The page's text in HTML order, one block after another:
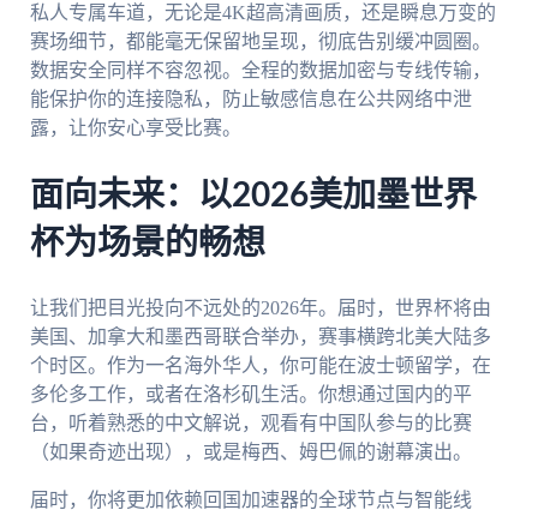
私人专属车道，无论是4K超高清画质，还是瞬息万变的
赛场细节，都能毫无保留地呈现，彻底告别缓冲圆圈。
数据安全同样不容忽视。全程的数据加密与专线传输，
能保护你的连接隐私，防止敏感信息在公共网络中泄
露，让你安心享受比赛。
面向未来：以2026美加墨世界
杯为场景的畅想
让我们把目光投向不远处的2026年。届时，世界杯将由
美国、加拿大和墨西哥联合举办，赛事横跨北美大陆多
个时区。作为一名海外华人，你可能在波士顿留学，在
多伦多工作，或者在洛杉矶生活。你想通过国内的平
台，听着熟悉的中文解说，观看有中国队参与的比赛
（如果奇迹出现），或是梅西、姆巴佩的谢幕演出。
届时，你将更加依赖回国加速器的全球节点与智能线